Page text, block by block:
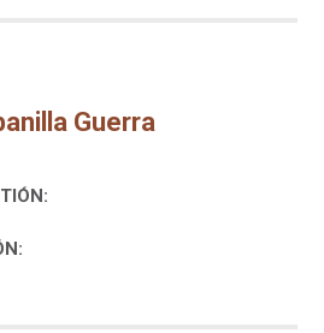
Guerra